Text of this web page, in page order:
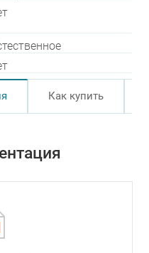
Как купить